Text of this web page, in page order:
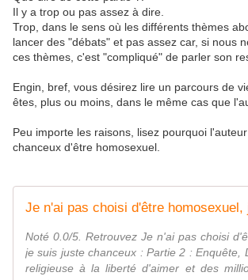
Il y a trop ou pas assez à dire.
Trop, dans le sens où les différents thèmes
lancer des "débats" et pas assez car, si nous
ces thèmes, c'est "compliqué" de parler son
Engin, bref, vous désirez lire un parcours de
êtes, plus ou moins, dans le même cas que
Peu importe les raisons, lisez pourquoi
chanceux d'être homosexuel.
Noté 0.0/5. Retrouvez Je n'ai pas choisi
je suis juste chanceux : Partie 2 : Enquête,
religieuse à la liberté d'aimer et des